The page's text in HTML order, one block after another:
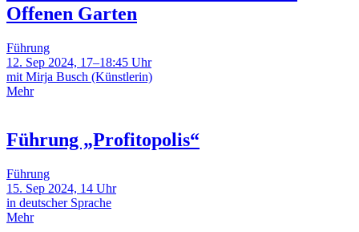
Offenen Garten
Führung
12. Sep 2024, 17–18:45 Uhr
mit Mirja Busch (Künstlerin)
Mehr
Führung „Profitopolis“
Führung
15. Sep 2024, 14 Uhr
in deutscher Sprache
Mehr